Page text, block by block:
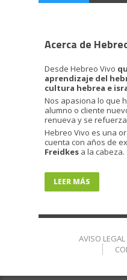
Acerca de
Desde Hebreo Vivo
aprendizaje del
cultura hebrea e
Nos apasiona lo que
alumno o cliente
renueva y se
Hebreo Vivo es una
cuenta con años de
Freidkes a la cabeza.
LEER MÁS
AVISO LEGAL